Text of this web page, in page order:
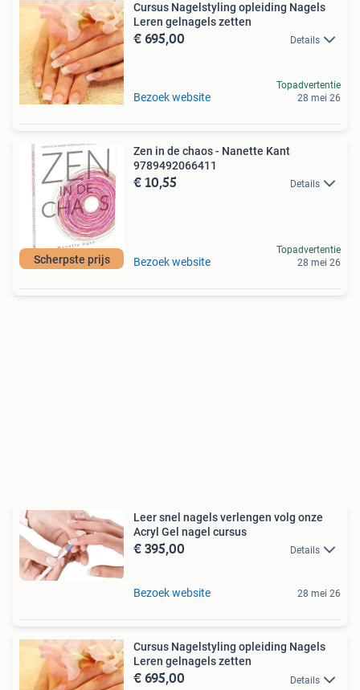
Cursus Nagelstyling opleiding Nagels
Leren gelnagels zetten
€ 695,00 Details
Bezoek website
Topadvertentie
28 mei 26
Scherpste prijs
Zen in de chaos - Nanette Kant
9789492066411
€ 10,55 Details
Bezoek website
Topadvertentie
28 mei 26
Leer snel nagels verlengen volg onze
Acryl Gel nagel cursus
€ 395,00 Details
Bezoek website 28 mei 26
Cursus Nagelstyling opleiding Nagels
Leren gelnagels zetten
€ 695,00 Details